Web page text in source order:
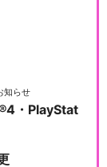
知らせ
・PlayStat